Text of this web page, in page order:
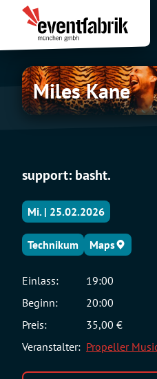
Inhalt
springen
Eventfabrik
München
Miles
KaneMiles Kane
support: basht.
Mi. | 25.02.2026
Technikum Maps
Einlass:
19:00
Beginn:
20:00
Preis:
35,00 €
Veranstalter: Propeller